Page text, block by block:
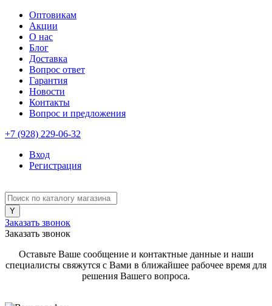
Оптовикам
Акции
О нас
Блог
Доставка
Вопрос ответ
Гарантия
Новости
Контакты
Вопрос и предложения
+7 (928) 229-06-32
Вход
Регистрация
Заказать звонок
Заказать звонок
Оставьте Ваше сообщение и контактные данные и наши
специалисты свяжутся с Вами в ближайшее рабочее время для
решения Вашего вопроса.